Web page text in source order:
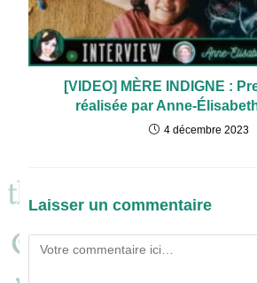
[VIDEO] MÈRE INDIGNE :
réalisée par Anne-
4 décembre 2023
Laisser un commentaire
Comment